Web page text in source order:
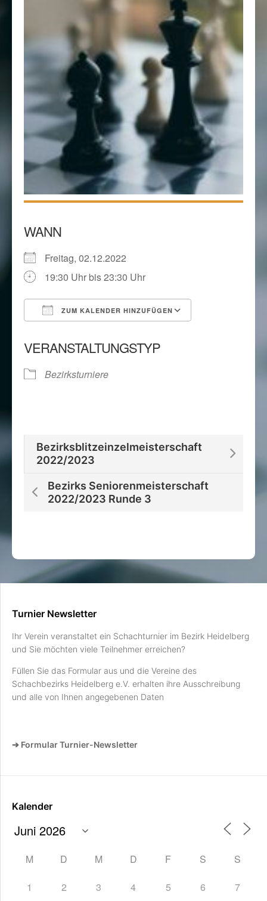
WANN
Freitag, 02.12.2022
19:30 Uhr bis 23:30 Uhr
ZUM KALENDER HINZUFÜGEN
VERANSTALTUNGSTYP
Bezirksturniere
Bezirksblitzeinzelmeisterschaft
2022/2023
Bezirks Seniorenmeisterschaft
2022/2023 Runde 3
Turnier Newsletter
Ihr Verein veranstaltet ein Schachturnier im Bezirk Heidelberg
und Sie möchten viele Teilnehmer erreichen?
Füllen Sie das Formular aus und die Vereine des
Schachbezirks Heidelberg e.V. erhalten ihre Ausschreibung
und alle von Ihnen angegebenen Daten
➔ Formular Turnier-Newsletter
Kalender
M D M D F S S
1 2 3 4 5 6 7